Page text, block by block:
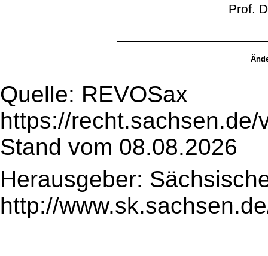
Prof.
Quelle: REVOSax
https://
Stand vom 08.08.2026
Herausgeber:
http://